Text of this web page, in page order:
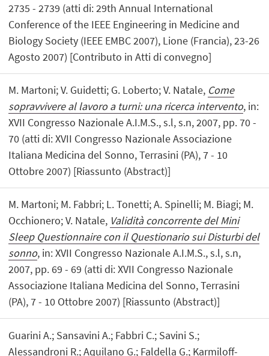
2735 - 2739 (atti di: 29th Annual International
Conference of the IEEE Engineering in Medicine and
Biology Society (IEEE EMBC 2007), Lione (Francia), 23-26
Agosto 2007) [Contributo in Atti di convegno]
M. Martoni; V. Guidetti; G. Loberto; V. Natale, Come
sopravvivere al lavoro a turni: una ricerca intervento, in:
XVII Congresso Nazionale A.I.M.S., s.l, s.n, 2007, pp. 70 -
70 (atti di: XVII Congresso Nazionale Associazione
Italiana Medicina del Sonno, Terrasini (PA), 7 - 10
Ottobre 2007) [Riassunto (Abstract)]
M. Martoni; M. Fabbri; L. Tonetti; A. Spinelli; M. Biagi; M.
Occhionero; V. Natale, Validità concorrente del Mini
Sleep Questionnaire con il Questionario sui Disturbi del
sonno, in: XVII Congresso Nazionale A.I.M.S., s.l, s.n,
2007, pp. 69 - 69 (atti di: XVII Congresso Nazionale
Associazione Italiana Medicina del Sonno, Terrasini
(PA), 7 - 10 Ottobre 2007) [Riassunto (Abstract)]
Guarini A.; Sansavini A.; Fabbri C.; Savini S.;
Alessandroni R.; Aquilano G.; Faldella G.; Karmiloff-